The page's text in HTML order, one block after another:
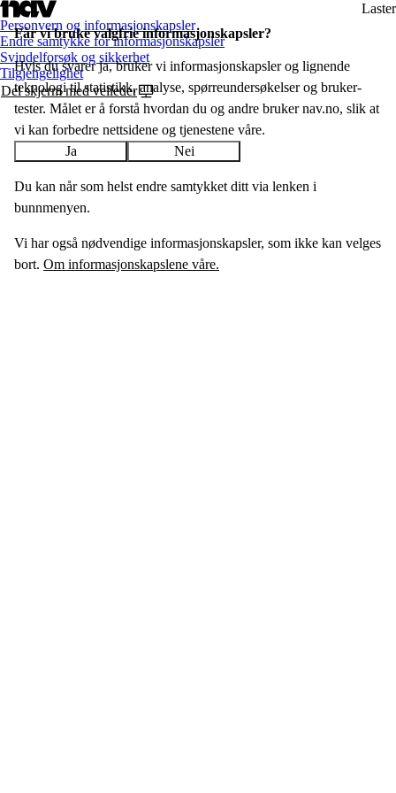
Får vi bruke valgfrie informasjon­skapsler?
Hvis du svarer ja, bruker vi informasjons­­kapsler og lignende
teknologi til statistikk, analyse, spørreundersøkelser og bruker­
tester. Målet er å forstå hvordan du og andre bruker nav.no, slik at
vi kan forbedre nettsidene og tjenestene våre.
Ja
Nei
Du kan når som helst endre samtykket ditt via lenken i
bunnmenyen.
Vi har også nødvendige informasjonskapsler, som ikke kan velges
bort. Om informasjonskapslene våre.
Laster
Personvern og informasjonskapsler
Endre samtykke for informasjonskapsler
Svindelforsøk og sikkerhet
Tilgjengelighet
Del skjerm med veileder